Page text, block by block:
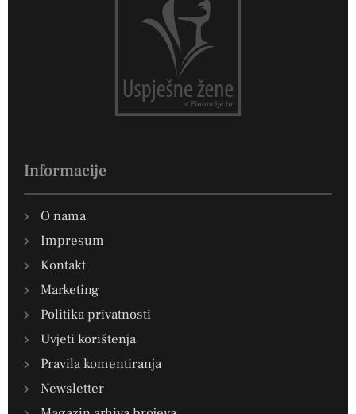
Informacije
O nama
Impresum
Kontakt
Marketing
Politika privatnosti
Uvjeti korištenja
Pravila komentiranja
Newsletter